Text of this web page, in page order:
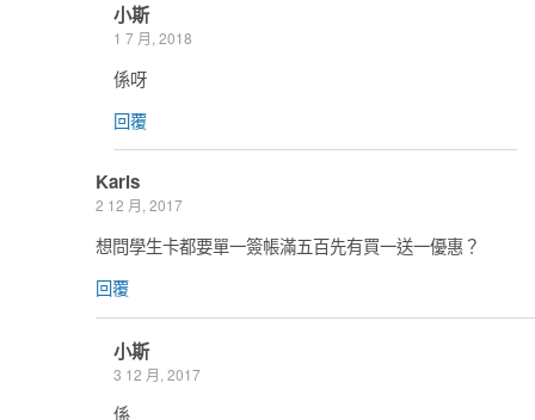
小斯
1 7 月, 2018
係呀
回覆
Karis
2 12 月, 2017
想問學生卡都要單一簽帳滿五百先有買一送一優惠？
回覆
小斯
3 12 月, 2017
係